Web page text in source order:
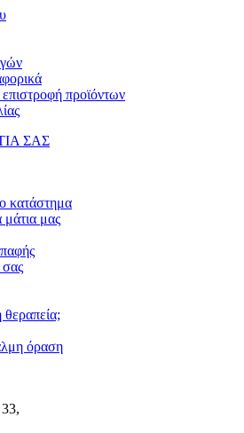
προϊόντων
ΣΑΣ
κατάστημα
μάτια μας
όραση